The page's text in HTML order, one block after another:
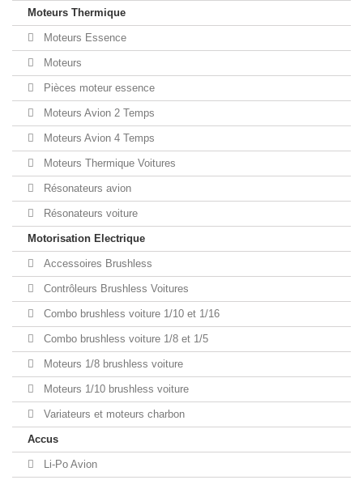
Moteurs Thermique
Moteurs Essence
Moteurs
Pièces moteur essence
Moteurs Avion 2 Temps
Moteurs Avion 4 Temps
Moteurs Thermique Voitures
Résonateurs avion
Résonateurs voiture
Motorisation Electrique
Accessoires Brushless
Contrôleurs Brushless Voitures
Combo brushless voiture 1/10 et 1/16
Combo brushless voiture 1/8 et 1/5
Moteurs 1/8 brushless voiture
Moteurs 1/10 brushless voiture
Variateurs et moteurs charbon
Accus
Li-Po Avion